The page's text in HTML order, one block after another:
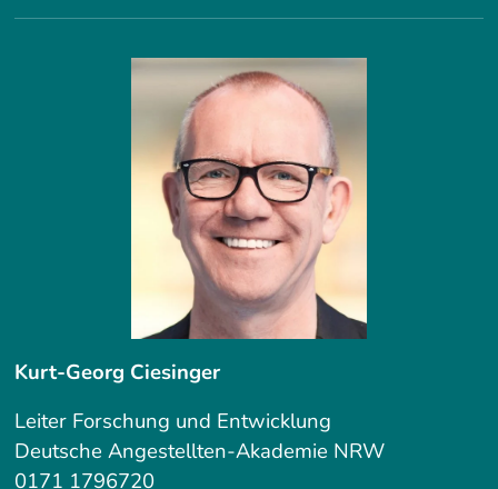
Kurt-Georg Ciesinger
Leiter Forschung und Entwicklung
Deutsche Angestellten-Akademie NRW
0171 1796720